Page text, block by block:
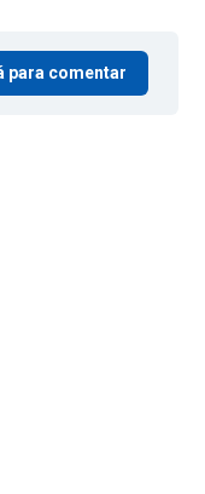
para comentar